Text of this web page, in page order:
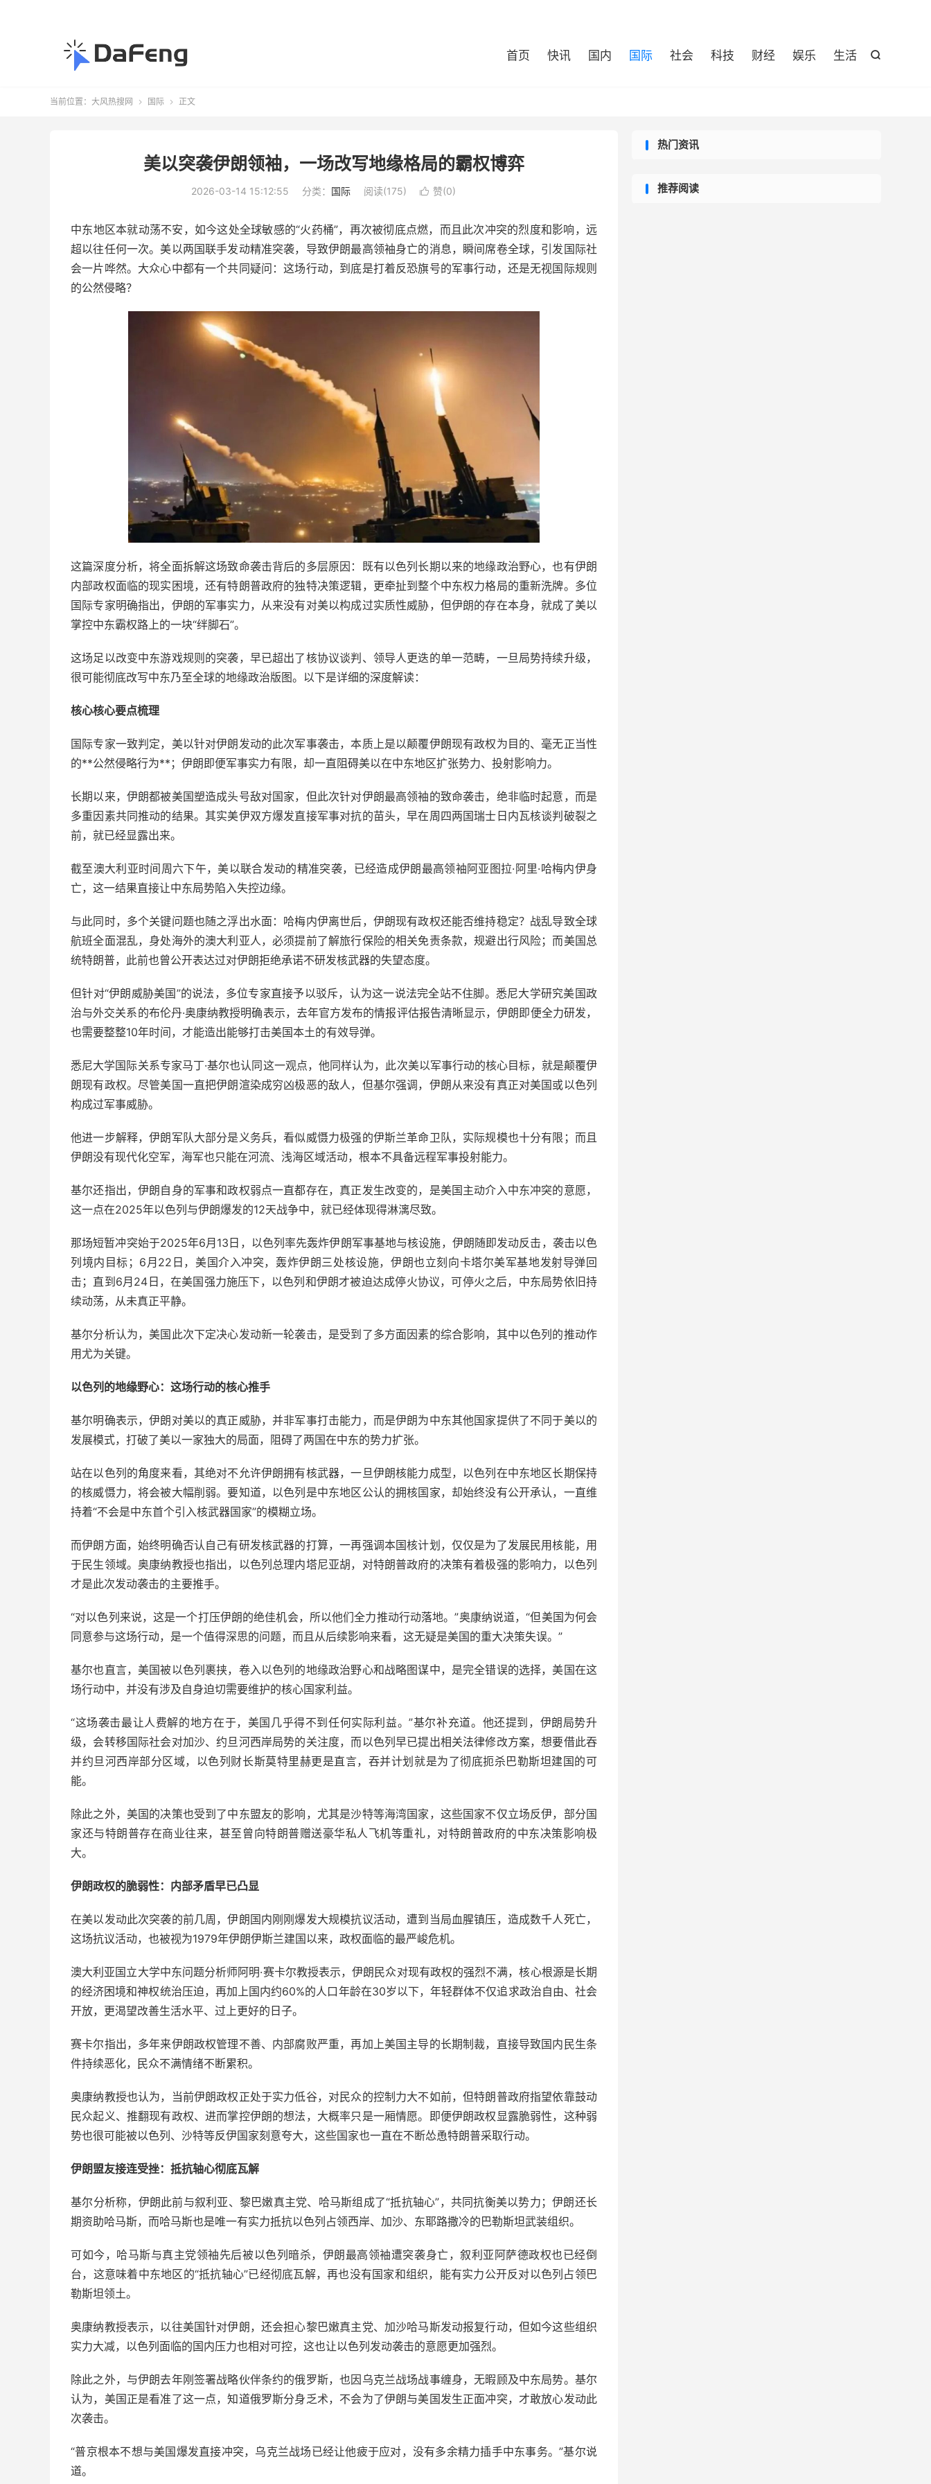

首页 快讯 国内 国际 社会 科技 财经 娱乐 生活
当前位置： 大风热搜网  国际  正文
美以突袭伊朗领袖，一场改写地缘格局的霸权博弈
2026-03-14 15:12:55 分类： 国际 阅读(175)  赞(0)
中东地区本就动荡不安，如今这处全球敏感的“火药桶”，再次被彻底点燃，而且此次冲突的烈度和影响，远
超以往任何一次。美以两国联手发动精准突袭，导致伊朗最高领袖身亡的消息，瞬间席卷全球，引发国际社
会一片哗然。大众心中都有一个共同疑问：这场行动，到底是打着反恐旗号的军事行动，还是无视国际规则
的公然侵略？
这篇深度分析，将全面拆解这场致命袭击背后的多层原因：既有以色列长期以来的地缘政治野心，也有伊朗
内部政权面临的现实困境，还有特朗普政府的独特决策逻辑，更牵扯到整个中东权力格局的重新洗牌。多位
国际专家明确指出，伊朗的军事实力，从来没有对美以构成过实质性威胁，但伊朗的存在本身，就成了美以
掌控中东霸权路上的一块“绊脚石”。
这场足以改变中东游戏规则的突袭，早已超出了核协议谈判、领导人更迭的单一范畴，一旦局势持续升级，
很可能彻底改写中东乃至全球的地缘政治版图。以下是详细的深度解读：
核心核心要点梳理
国际专家一致判定，美以针对伊朗发动的此次军事袭击，本质上是以颠覆伊朗现有政权为目的、毫无正当性
的**公然侵略行为**；伊朗即便军事实力有限，却一直阻碍美以在中东地区扩张势力、投射影响力。
长期以来，伊朗都被美国塑造成头号敌对国家，但此次针对伊朗最高领袖的致命袭击，绝非临时起意，而是
多重因素共同推动的结果。其实美伊双方爆发直接军事对抗的苗头，早在周四两国瑞士日内瓦核谈判破裂之
前，就已经显露出来。
截至澳大利亚时间周六下午，美以联合发动的精准突袭，已经造成伊朗最高领袖阿亚图拉·阿里·哈梅内伊身
亡，这一结果直接让中东局势陷入失控边缘。
与此同时，多个关键问题也随之浮出水面：哈梅内伊离世后，伊朗现有政权还能否维持稳定？战乱导致全球
航班全面混乱，身处海外的澳大利亚人，必须提前了解旅行保险的相关免责条款，规避出行风险；而美国总
统特朗普，此前也曾公开表达过对伊朗拒绝承诺不研发核武器的失望态度。
但针对“伊朗威胁美国”的说法，多位专家直接予以驳斥，认为这一说法完全站不住脚。悉尼大学研究美国政
治与外交关系的布伦丹·奥康纳教授明确表示，去年官方发布的情报评估报告清晰显示，伊朗即便全力研发，
也需要整整10年时间，才能造出能够打击美国本土的有效导弹。
悉尼大学国际关系专家马丁·基尔也认同这一观点，他同样认为，此次美以军事行动的核心目标，就是颠覆伊
朗现有政权。尽管美国一直把伊朗渲染成穷凶极恶的敌人，但基尔强调，伊朗从来没有真正对美国或以色列
构成过军事威胁。
他进一步解释，伊朗军队大部分是义务兵，看似威慑力极强的伊斯兰革命卫队，实际规模也十分有限；而且
伊朗没有现代化空军，海军也只能在河流、浅海区域活动，根本不具备远程军事投射能力。
基尔还指出，伊朗自身的军事和政权弱点一直都存在，真正发生改变的，是美国主动介入中东冲突的意愿，
这一点在2025年以色列与伊朗爆发的12天战争中，就已经体现得淋漓尽致。
那场短暂冲突始于2025年6月13日，以色列率先轰炸伊朗军事基地与核设施，伊朗随即发动反击，袭击以色
列境内目标；6月22日，美国介入冲突，轰炸伊朗三处核设施，伊朗也立刻向卡塔尔美军基地发射导弹回
击；直到6月24日，在美国强力施压下，以色列和伊朗才被迫达成停火协议，可停火之后，中东局势依旧持
续动荡，从未真正平静。
基尔分析认为，美国此次下定决心发动新一轮袭击，是受到了多方面因素的综合影响，其中以色列的推动作
用尤为关键。
以色列的地缘野心：这场行动的核心推手
基尔明确表示，伊朗对美以的真正威胁，并非军事打击能力，而是伊朗为中东其他国家提供了不同于美以的
发展模式，打破了美以一家独大的局面，阻碍了两国在中东的势力扩张。
站在以色列的角度来看，其绝对不允许伊朗拥有核武器，一旦伊朗核能力成型，以色列在中东地区长期保持
的核威慑力，将会被大幅削弱。要知道，以色列是中东地区公认的拥核国家，却始终没有公开承认，一直维
持着“不会是中东首个引入核武器国家”的模糊立场。
而伊朗方面，始终明确否认自己有研发核武器的打算，一再强调本国核计划，仅仅是为了发展民用核能，用
于民生领域。奥康纳教授也指出，以色列总理内塔尼亚胡，对特朗普政府的决策有着极强的影响力，以色列
才是此次发动袭击的主要推手。
“对以色列来说，这是一个打压伊朗的绝佳机会，所以他们全力推动行动落地。”奥康纳说道，“但美国为何会
同意参与这场行动，是一个值得深思的问题，而且从后续影响来看，这无疑是美国的重大决策失误。”
基尔也直言，美国被以色列裹挟，卷入以色列的地缘政治野心和战略图谋中，是完全错误的选择，美国在这
场行动中，并没有涉及自身迫切需要维护的核心国家利益。
“这场袭击最让人费解的地方在于，美国几乎得不到任何实际利益。”基尔补充道。他还提到，伊朗局势升
级，会转移国际社会对加沙、约旦河西岸局势的关注度，而以色列早已提出相关法律修改方案，想要借此吞
并约旦河西岸部分区域，以色列财长斯莫特里赫更是直言，吞并计划就是为了彻底扼杀巴勒斯坦建国的可
能。
除此之外，美国的决策也受到了中东盟友的影响，尤其是沙特等海湾国家，这些国家不仅立场反伊，部分国
家还与特朗普存在商业往来，甚至曾向特朗普赠送豪华私人飞机等重礼，对特朗普政府的中东决策影响极
大。
伊朗政权的脆弱性：内部矛盾早已凸显
在美以发动此次突袭的前几周，伊朗国内刚刚爆发大规模抗议活动，遭到当局血腥镇压，造成数千人死亡，
这场抗议活动，也被视为1979年伊朗伊斯兰建国以来，政权面临的最严峻危机。
澳大利亚国立大学中东问题分析师阿明·赛卡尔教授表示，伊朗民众对现有政权的强烈不满，核心根源是长期
的经济困境和神权统治压迫，再加上国内约60%的人口年龄在30岁以下，年轻群体不仅追求政治自由、社会
开放，更渴望改善生活水平、过上更好的日子。
赛卡尔指出，多年来伊朗政权管理不善、内部腐败严重，再加上美国主导的长期制裁，直接导致国内民生条
件持续恶化，民众不满情绪不断累积。
奥康纳教授也认为，当前伊朗政权正处于实力低谷，对民众的控制力大不如前，但特朗普政府指望依靠鼓动
民众起义、推翻现有政权、进而掌控伊朗的想法，大概率只是一厢情愿。即便伊朗政权显露脆弱性，这种弱
势也很可能被以色列、沙特等反伊国家刻意夸大，这些国家也一直在不断怂恿特朗普采取行动。
伊朗盟友接连受挫：抵抗轴心彻底瓦解
基尔分析称，伊朗此前与叙利亚、黎巴嫩真主党、哈马斯组成了“抵抗轴心”，共同抗衡美以势力；伊朗还长
期资助哈马斯，而哈马斯也是唯一有实力抵抗以色列占领西岸、加沙、东耶路撒冷的巴勒斯坦武装组织。
可如今，哈马斯与真主党领袖先后被以色列暗杀，伊朗最高领袖遭突袭身亡，叙利亚阿萨德政权也已经倒
台，这意味着中东地区的“抵抗轴心”已经彻底瓦解，再也没有国家和组织，能有实力公开反对以色列占领巴
勒斯坦领土。
奥康纳教授表示，以往美国针对伊朗，还会担心黎巴嫩真主党、加沙哈马斯发动报复行动，但如今这些组织
实力大减，以色列面临的国内压力也相对可控，这也让以色列发动袭击的意愿更加强烈。
除此之外，与伊朗去年刚签署战略伙伴条约的俄罗斯，也因乌克兰战场战事缠身，无暇顾及中东局势。基尔
认为，美国正是看准了这一点，知道俄罗斯分身乏术，不会为了伊朗与美国发生正面冲突，才敢放心发动此
次袭击。
“普京根本不想与美国爆发直接冲突，乌克兰战场已经让他疲于应对，没有多余精力插手中东事务。”基尔说
道。
热门资讯
推荐阅读